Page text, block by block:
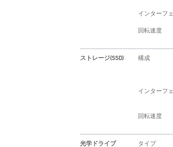
インターフ
回転速度
ストレージ(SSD) 構成
インターフ
回転速度
光学ドライブ
タイプ